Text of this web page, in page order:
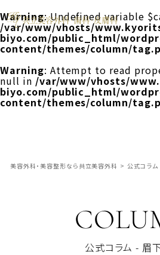
Warning: Undefined variable
/var/www/vhosts/
biyo.com/public_html/
content/themes/column/
Warning: Attempt to read
null in /var/www/vhosts/
biyo.com/public_html/
content/themes/column/
美容外科・美容整形なら共立美容外科 > 公式コラム
公式コラム - 眉